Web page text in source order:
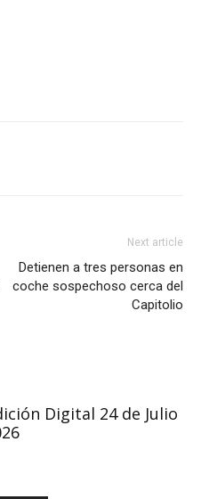
Next article
Detienen a tres personas en
coche sospechoso cerca del
Capitolio